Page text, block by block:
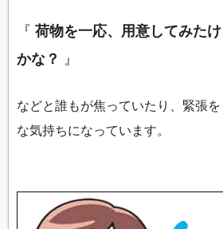
『 荷物を一応、用意してみた
かな？ 』
などと誰もが焦っていたり、緊張
な気持ちになっています。